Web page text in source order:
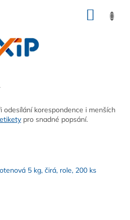
odesílání korespondence i menších
etikety pro snadné popsání.
5 kg, čirá, role, 200 ks